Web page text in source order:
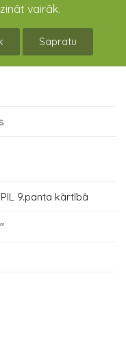
vairāk.
Sapratu
Cēres un
pagastu pārvalde
9.panta kārtībā